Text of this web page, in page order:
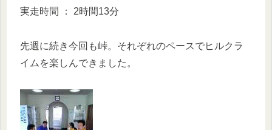
実走時間 ： 2時間13分
先週に続き今回も峠。それぞれのペースでヒルクラ
イムを楽しんできました。